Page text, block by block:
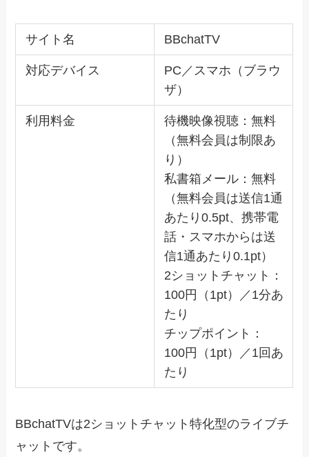
サイト名 BBchatTV
対応デバイス
PC／スマホ（ブラウ
ザ）
利用料金
待機映像視聴：無料
（無料会員は制限あ
り）
私書箱メール：無料
（無料会員は送信1通
あたり0.5pt、携帯電
話・スマホからは送
信1通あたり0.1pt）
2ショットチャット：
100円（1pt）／1分あ
たり
チップポイント：
100円（1pt）／1回あ
たり
BBchatTVは2ショットチャット特化型のライブチ
ャットです。